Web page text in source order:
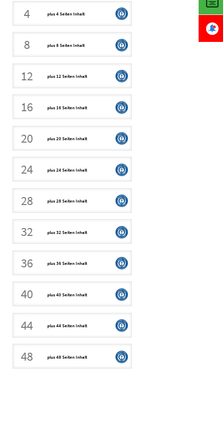
4 plus 4 Seiten Inhalt
8 plus 8 Seiten Inhalt
12 plus 12 Seiten Inhalt
16 plus 16 Seiten Inhalt
20 plus 20 Seiten Inhalt
24 plus 24 Seiten Inhalt
28 plus 28 Seiten Inhalt
32 plus 32 Seiten Inhalt
36 plus 36 Seiten Inhalt
40 plus 40 Seiten Inhalt
44 plus 44 Seiten Inhalt
48 plus 48 Seiten Inhalt